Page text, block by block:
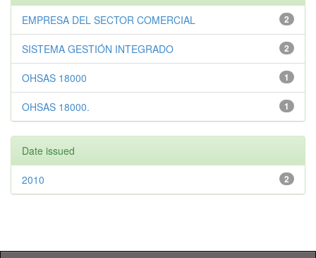
2
EMPRESA DEL SECTOR COMERCIAL
2
SISTEMA GESTIÓN INTEGRADO
1
OHSAS 18000
1
OHSAS 18000.
Date issued
2
2010